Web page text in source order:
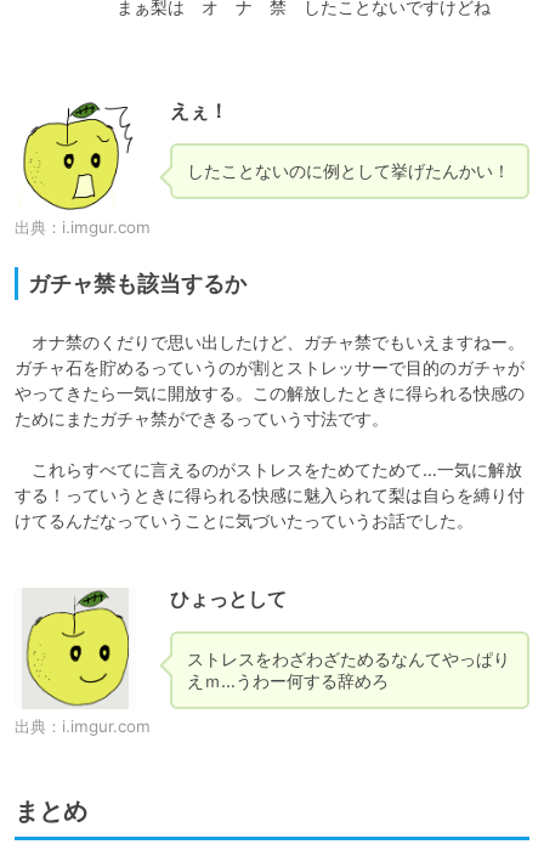
まぁ梨は　オ　ナ　禁　したことないですけどね
出典： i.imgur.com
えぇ！
したことないのに例として挙げたんかい！
ガチャ禁も該当するか
オナ禁のくだりで思い出したけど、ガチャ禁でもいえますねー。
ガチャ石を貯めるっていうのが割とストレッサーで目的のガチャが
やってきたら一気に開放する。この解放したときに得られる快感の
ためにまたガチャ禁ができるっていう寸法です。
これらすべてに言えるのがストレスをためてためて…一気に解放
する！っていうときに得られる快感に魅入られて梨は自らを縛り付
けてるんだなっていうことに気づいたっていうお話でした。
出典： i.imgur.com
ひょっとして
ストレスをわざわざためるなんてやっぱり
えｍ…うわー何する辞めろ
まとめ